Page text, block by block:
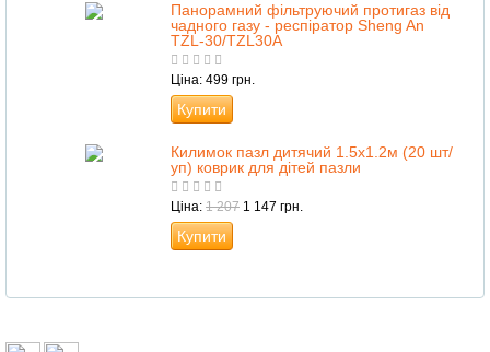
Панорамний фільтруючий протигаз від
чадного газу - респіратор Sheng An
TZL-30/TZL30A
Ціна: 499 грн.
Купити
Килимок пазл дитячий 1.5х1.2м (20 шт/
уп) коврик для дітей пазли
Ціна: 1 207 1 147 грн.
Купити